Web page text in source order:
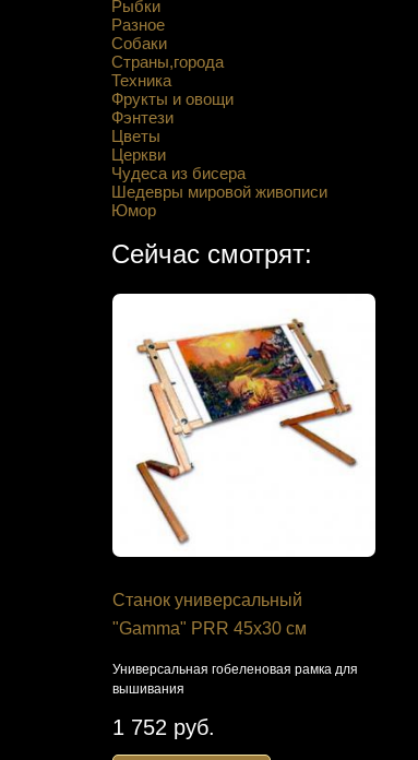
Рыбки
Разное
Собаки
Страны,города
Техника
Фрукты и овощи
Фэнтези
Цветы
Церкви
Чудеса из бисера
Шедевры мировой живописи
Юмор
Сейчас смотрят:
Станок универсальный
"Gamma" PRR 45х30 см
Универсальная гобеленовая рамка для
вышивания
1 752 руб.